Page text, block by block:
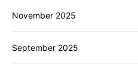
November 2025
September 2025